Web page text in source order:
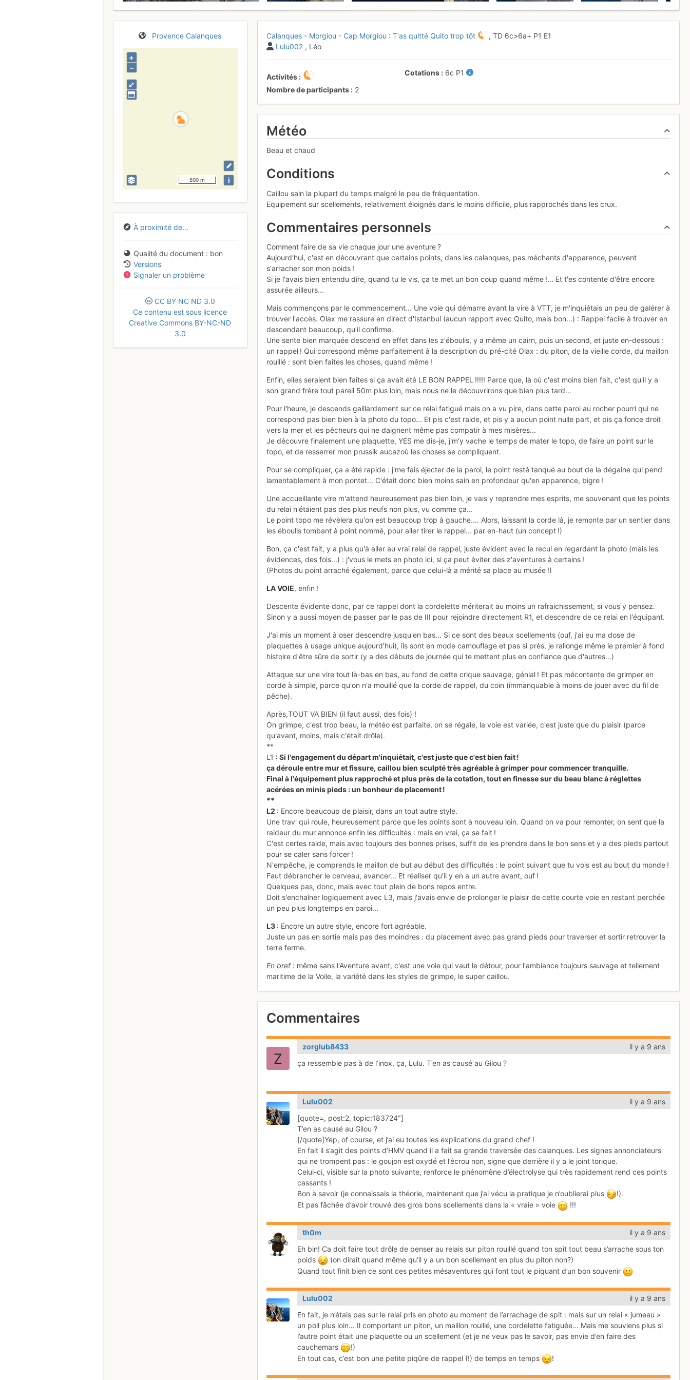
Provence Calanques
⤢
+
–
500 m i
À proximité de...
Qualité du document
bon
Versions
Signaler un problème
CC BY NC ND 3.0
Ce contenu est sous licence
Creative Commons BY-NC-ND
3.0
Calanques - Morgiou - Cap Morgiou : T'as quitté Quito trop tôt ,TD 6c>6a+ P1 E1
Lulu002 , Léo
Activités
Nombre de participants
2
Cotations 6c P1
Météo
Beau et chaud
Conditions
Caillou sain la plupart du temps malgré le peu de fréquentation.
Equipement sur scellements, relativement éloignés dans le moins difficile, plus rapprochés dans les crux.
Commentaires personnels
Comment faire de sa vie chaque jour une aventure ?
Aujourd'hui, c'est en découvrant que certains points, dans les calanques, pas méchants d'apparence, peuvent
s'arracher son mon poids !
Si je l'avais bien entendu dire, quand tu le vis, ça te met un bon coup quand même !... Et t'es contente d'être encore
assurée ailleurs...
Mais commençons par le commencement... Une voie qui démarre avant la vire à VTT, je m'inquiétais un peu de galérer à
trouver l'accès. Olax me rassure en direct d'Istanbul (aucun rapport avec Quito, mais bon...) : Rappel facile à trouver en
descendant beaucoup, qu'il confirme.
Une sente bien marquée descend en effet dans les z'éboulis, y a même un cairn, puis un second, et juste en-dessous :
un rappel ! Qui correspond même parfaitement à la description du pré-cité Olax : du piton, de la vieille corde, du maillon
rouillé : sont bien faites les choses, quand même !
Enfin, elles seraient bien faites si ça avait été LE BON RAPPEL !!!!! Parce que, là où c'est moins bien fait, c'est qu'il y a
son grand frère tout pareil 50m plus loin, mais nous ne le découvrirons que bien plus tard...
Pour l'heure, je descends gaillardement sur ce relai fatigué mais on a vu pire, dans cette paroi au rocher pourri qui ne
correspond pas bien bien à la photo du topo... Et pis c'est raide, et pis y a aucun point nulle part, et pis ça fonce droit
vers la mer et les pêcheurs qui ne daignent même pas compatir à mes misères...
Je découvre finalement une plaquette, YES me dis-je, j'm'y vache le temps de mater le topo, de faire un point sur le
topo, et de resserrer mon prussik aucazoù les choses se compliquent.
Pour se compliquer, ça a été rapide : j'me fais éjecter de la paroi, le point resté tanqué au bout de la dégaine qui pend
lamentablement à mon pontet... C'était donc bien moins sain en profondeur qu'en apparence, bigre !
Une accueillante vire m'attend heureusement pas bien loin, je vais y reprendre mes esprits, me souvenant que les points
du relai n'étaient pas des plus neufs non plus, vu comme ça...
Le point topo me révèlera qu'on est beaucoup trop à gauche.... Alors, laissant la corde là, je remonte par un sentier dans
les éboulis tombant à point nommé, pour aller tirer le rappel... par en-haut (un concept !)
Bon, ça c'est fait, y a plus qu'à aller au vrai relai de rappel, juste évident avec le recul en regardant la photo (mais les
évidences, des fois...) : j'vous le mets en photo ici, si ça peut éviter des z'aventures à certains !
(Photos du point arraché également, parce que celui-là a mérité sa place au musée !)
LA VOIE, enfin !
Descente évidente donc, par ce rappel dont la cordelette mériterait au moins un rafraichissement, si vous y pensez.
Sinon y a aussi moyen de passer par le pas de III pour rejoindre directement R1, et descendre de ce relai en l'équipant.
J'ai mis un moment à oser descendre jusqu'en bas... Si ce sont des beaux scellements (ouf, j'ai eu ma dose de
plaquettes à usage unique aujourd'hui), ils sont en mode camouflage et pas si près, je rallonge même le premier à fond
histoire d'être sûre de sortir (y a des débuts de journée qui te mettent plus en confiance que d'autres...)
Attaque sur une vire tout là-bas en bas, au fond de cette crique sauvage, génial ! Et pas mécontente de grimper en
corde à simple, parce qu'on n'a mouillé que la corde de rappel, du coin (immanquable à moins de jouer avec du fil de
pêche).
Après,TOUT VA BIEN (il faut aussi, des fois) !
On grimpe, c'est trop beau, la météo est parfaite, on se régale, la voie est variée, c'est juste que du plaisir (parce
qu'avant, moins, mais c'était drôle).
**
L1 : Si l'engagement du départ m'inquiétait, c'est juste que c'est bien fait !
ça déroule entre mur et fissure, caillou bien sculpté très agréable à grimper pour commencer tranquille.
Final à l'équipement plus rapproché et plus près de la cotation, tout en finesse sur du beau blanc à réglettes
acérées en minis pieds : un bonheur de placement !
**
L2 : Encore beaucoup de plaisir, dans un tout autre style.
Une trav' qui roule, heureusement parce que les points sont à nouveau loin. Quand on va pour remonter, on sent que la
raideur du mur annonce enfin les difficultés : mais en vrai, ça se fait !
C'est certes raide, mais avec toujours des bonnes prises, suffit de les prendre dans le bon sens et y a des pieds partout
pour se caler sans forcer !
N'empêche, je comprends le maillon de but au début des difficultés : le point suivant que tu vois est au bout du monde !
Faut débrancher le cerveau, avancer... Et réaliser qu'il y en a un autre avant, ouf !
Quelques pas, donc, mais avec tout plein de bons repos entre.
Doit s'enchaîner logiquement avec L3, mais j'avais envie de prolonger le plaisir de cette courte voie en restant perchée
un peu plus longtemps en paroi...
L3 : Encore un autre style, encore fort agréable.
Juste un pas en sortie mais pas des moindres : du placement avec pas grand pieds pour traverser et sortir retrouver la
terre ferme.
En bref : même sans l'Aventure avant, c'est une voie qui vaut le détour, pour l'ambiance toujours sauvage et tellement
maritime de la Voile, la variété dans les styles de grimpe, le super caillou.
Commentaires
zorglub8433
il y a 9 ans
ça ressemble pas à de l’inox, ça, Lulu. T’en as causé au Gilou ?
Lulu002
il y a 9 ans
[quote=, post:2, topic:183724"]
T’en as causé au Gilou ?
[/quote]Yep, of course, et j’ai eu toutes les explications du grand chef !
En fait il s’agit des points d’HMV quand il a fait sa grande traversée des calanques. Les signes annonciateurs
qui ne trompent pas : le goujon est oxydé et l’écrou non, signe que derrière il y a le joint torique.
Celui-ci, visible sur la photo suivante, renforce le phénomène d’électrolyse qui très rapidement rend ces points
cassants !
Bon à savoir (je connaissais la théorie, maintenant que j’ai vécu la pratique je n’oublierai plus
!).
Et pas fâchée d’avoir trouvé des gros bons scellements dans la « vraie » voie
!!!
th0m
il y a 9 ans
Eh bin! Ca doit faire tout drôle de penser au relais sur piton rouillé quand ton spit tout beau s’arrache sous ton
poids
(on dirait quand même qu’il y a un bon scellement en plus du piton non?)
Quand tout finit bien ce sont ces petites mésaventures qui font tout le piquant d’un bon souvenir
Lulu002
il y a 9 ans
En fait, je n’étais pas sur le relai pris en photo au moment de l’arrachage de spit : mais sur un relai « jumeau »
un poil plus loin… Il comportant un piton, un maillon rouillé, une cordelette fatiguée… Mais me souviens plus si
l’autre point était une plaquette ou un scellement (et je ne veux pas le savoir, pas envie d’en faire des
cauchemars
!)
En tout cas, c’est bon une petite piqûre de rappel (!) de temps en temps
!